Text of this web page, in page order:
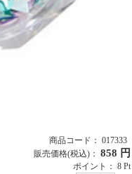
商品コード： 017333
販売価格(税込)： 858 円
ポイント： 8 Pt